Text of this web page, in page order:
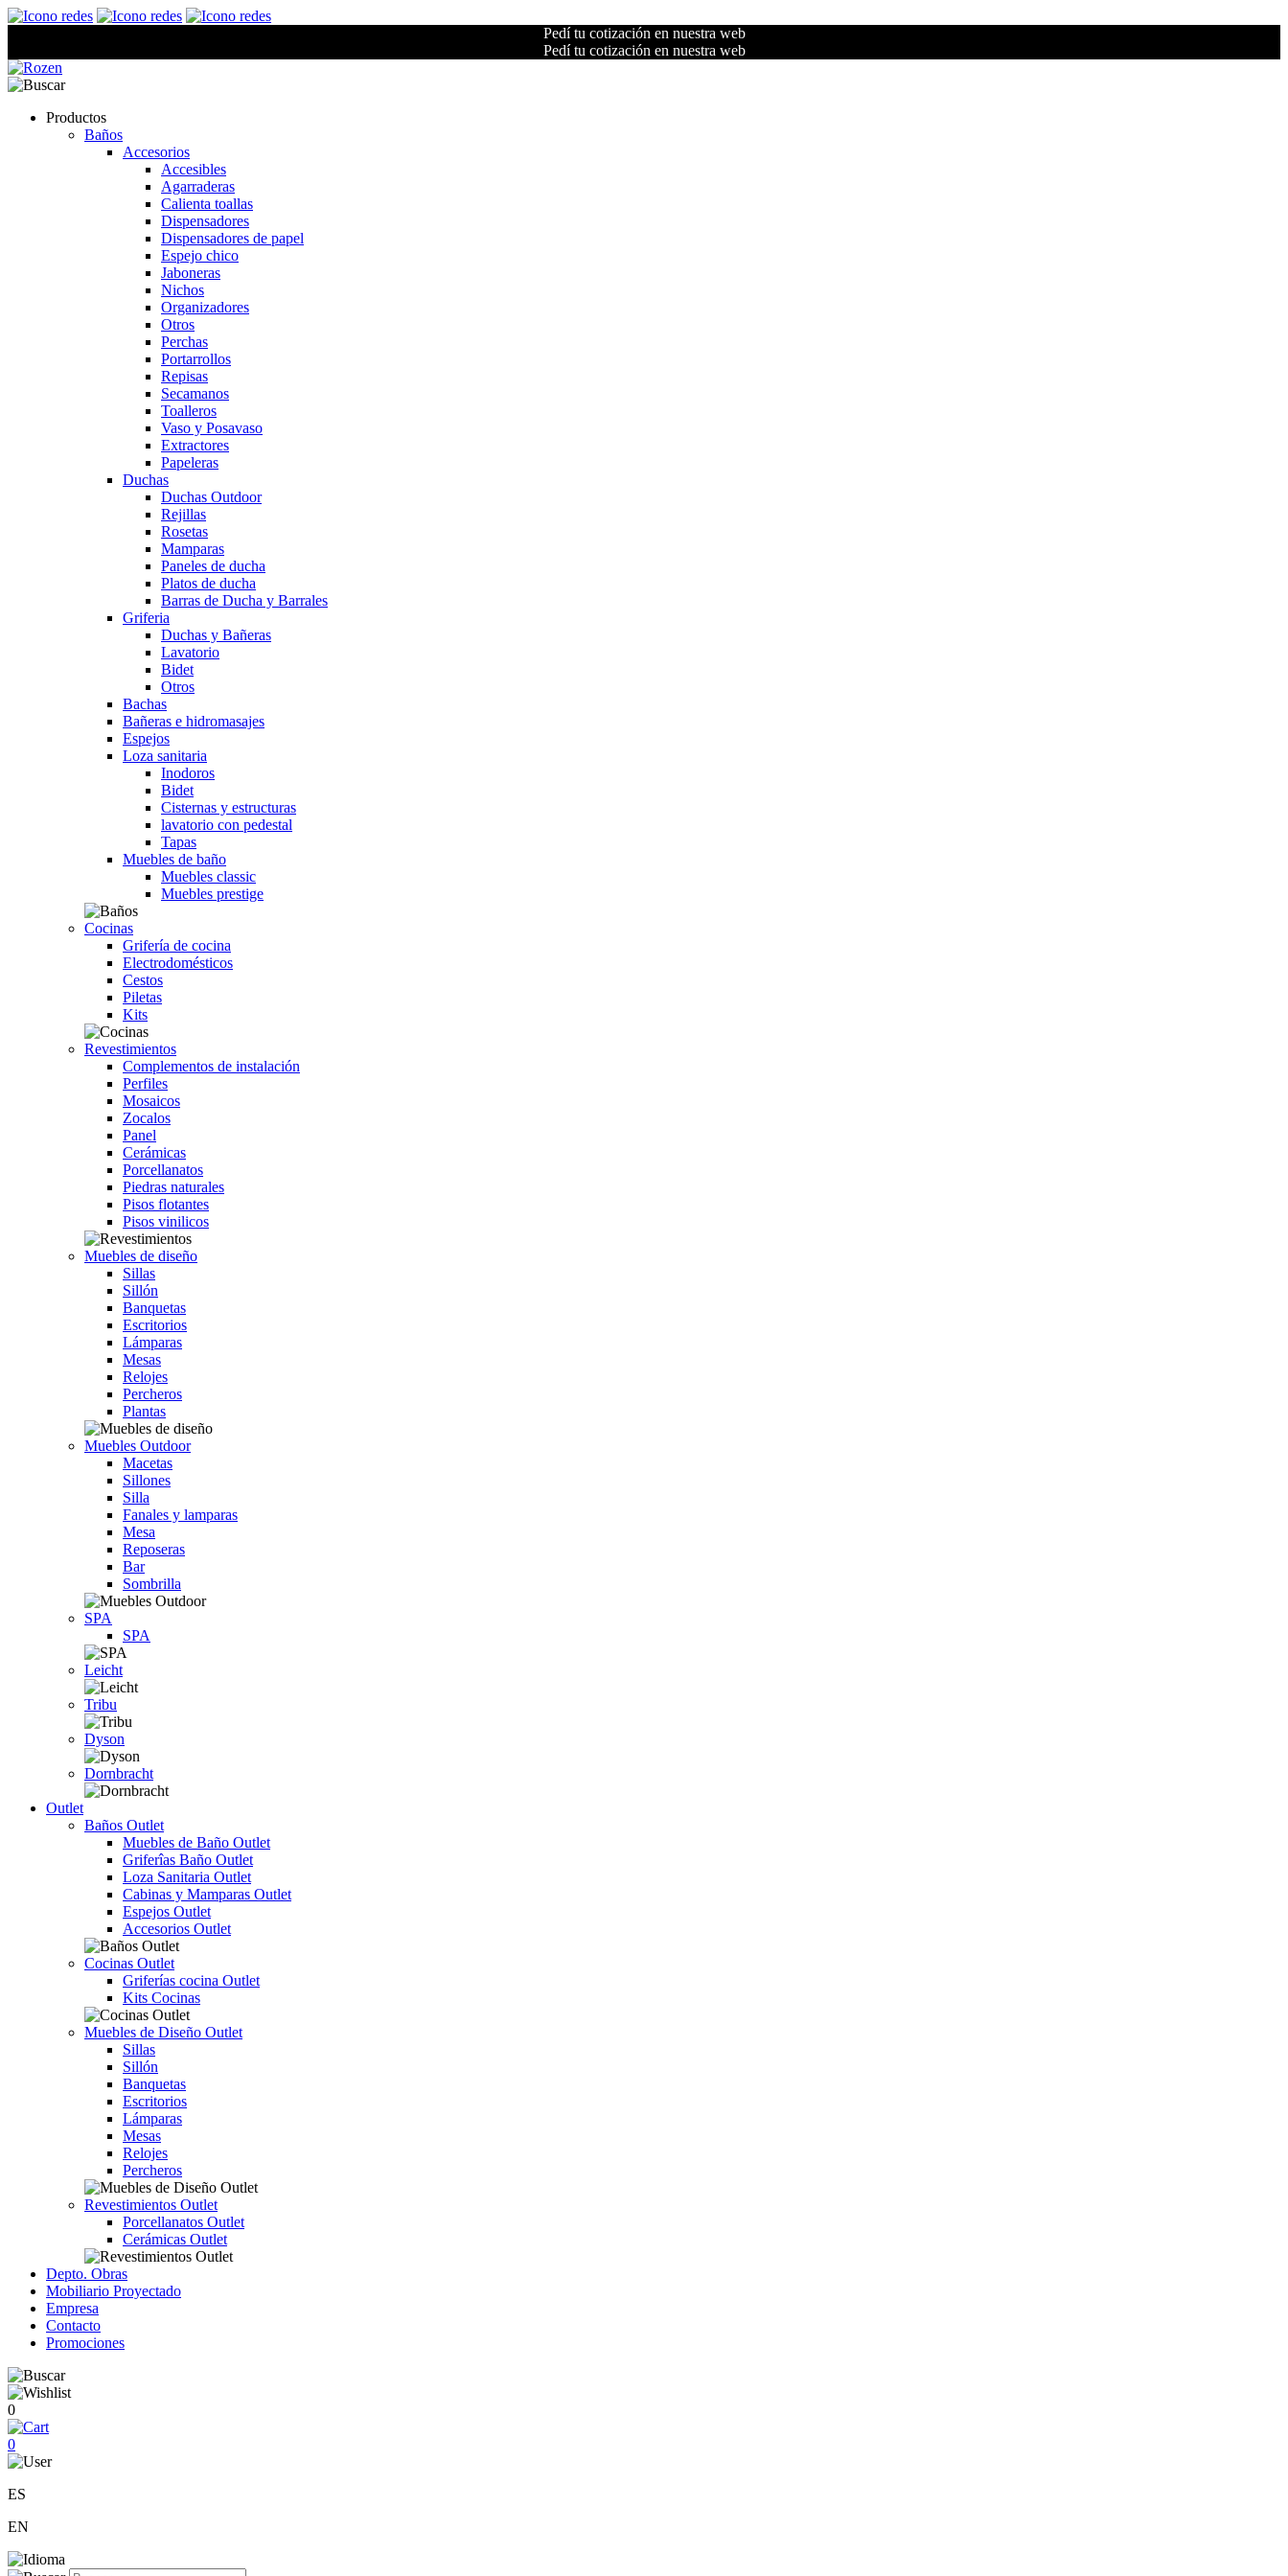
Pedí tu cotización en nuestra web
Pedí tu cotización en nuestra web
Productos
Baños
Accesorios
Accesibles
Agarraderas
Calienta toallas
Dispensadores
Dispensadores de papel
Espejo chico
Jaboneras
Nichos
Organizadores
Otros
Perchas
Portarrollos
Repisas
Secamanos
Toalleros
Vaso y Posavaso
Extractores
Papeleras
Duchas
Duchas Outdoor
Rejillas
Rosetas
Mamparas
Paneles de ducha
Platos de ducha
Barras de Ducha y Barrales
Griferia
Duchas y Bañeras
Lavatorio
Bidet
Otros
Bachas
Bañeras e hidromasajes
Espejos
Loza sanitaria
Inodoros
Bidet
Cisternas y estructuras
lavatorio con pedestal
Tapas
Muebles de baño
Muebles classic
Muebles prestige
Cocinas
Grifería de cocina
Electrodomésticos
Cestos
Piletas
Kits
Revestimientos
Complementos de instalación
Perfiles
Mosaicos
Zocalos
Panel
Cerámicas
Porcellanatos
Piedras naturales
Pisos flotantes
Pisos vinilicos
Muebles de diseño
Sillas
Sillón
Banquetas
Escritorios
Lámparas
Mesas
Relojes
Percheros
Plantas
Muebles Outdoor
Macetas
Sillones
Silla
Fanales y lamparas
Mesa
Reposeras
Bar
Sombrilla
SPA
SPA
Leicht
Tribu
Dyson
Dornbracht
Outlet
Baños Outlet
Muebles de Baño Outlet
Griferîas Baño Outlet
Loza Sanitaria Outlet
Cabinas y Mamparas Outlet
Espejos Outlet
Accesorios Outlet
Cocinas Outlet
Griferías cocina Outlet
Kits Cocinas
Muebles de Diseño Outlet
Sillas
Sillón
Banquetas
Escritorios
Lámparas
Mesas
Relojes
Percheros
Revestimientos Outlet
Porcellanatos Outlet
Cerámicas Outlet
Depto. Obras
Mobiliario Proyectado
Empresa
Contacto
Promociones
0
0
ES
EN